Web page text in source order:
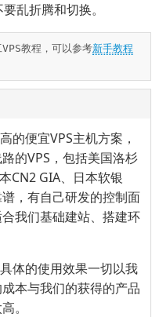
乱折腾和切换。
教程，可以参考新手教程
便宜VPS主机方案，
的VPS，包括美国洛杉
CN2 GIA、日本软银
，有自己研发的控制面
我们基础建站、搭建环
体的使用效果一切以我
本与我们的获得的产品
。